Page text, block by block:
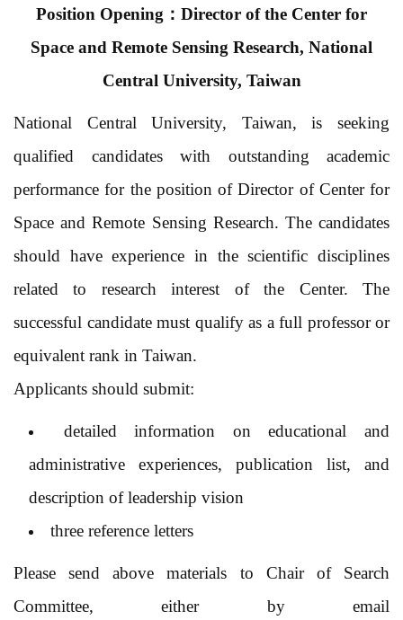
Position Opening ： Director of the Center for
Space and Remote Sensing Research, National
Central University, Taiwan
National Central University, Taiwan, is seeking
qualified candidates with outstanding academic
performance for the position of Director of Center for
Space and Remote Sensing Research. The candidates
should have experience in the scientific disciplines
related to research interest of the Center. The
successful candidate must qualify as a full professor or
equivalent rank in Taiwan.
Applicants should submit:
detailed information on educational and
administrative experiences, publication list, and
description of leadership vision
three reference letters
Please send above materials to Chair of Search
Committee, either by email